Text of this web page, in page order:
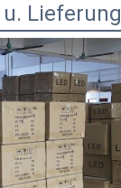
Lieferung